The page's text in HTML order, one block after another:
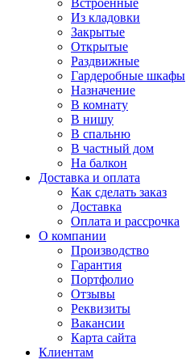
Встроенные
Из кладовки
Закрытые
Открытые
Раздвижные
Гардеробные шкафы
Назначение
В комнату
В нишу
В спальню
В частный дом
На балкон
Доставка и оплата
Как сделать заказ
Доставка
Оплата и рассрочка
О компании
Производство
Гарантия
Портфолио
Отзывы
Реквизиты
Вакансии
Карта сайта
Клиентам